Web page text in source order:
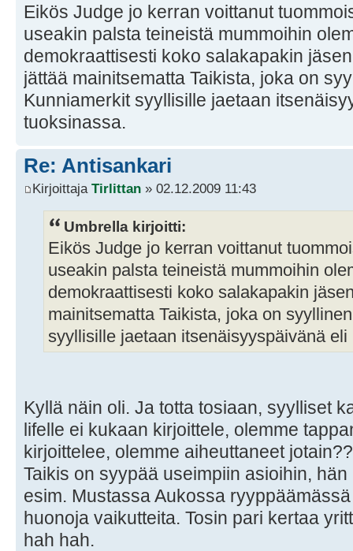
Eikös Judge jo kerran voittanut
useakin palsta teineistä mummoihin
demokraattisesti koko salakapakin
jättää mainitsematta Taikista, joka on
Kunniamerkit syyllisille jaetaan
tuoksinassa.
Re: Antisankari
Kirjoittaja Tirlittan » 02.12.2009 11:43
Umbrella kirjoitti:
Eikös Judge jo kerran voittanut
useakin palsta teineistä mummoihin
demokraattisesti koko salakapakin
mainitsematta Taikista, joka on
syyllisille jaetaan itsenäisyyspäivänä
Kyllä näin oli. Ja totta tosiaan, syylliset
lifelle ei kukaan kirjoittele, olemme
kirjoittelee, olemme aiheuttaneet
Taikis on syypää useimpiin asioihin,
esim. Mustassa Aukossa
huonoja vaikutteita. Tosin pari kertaa
hah hah.